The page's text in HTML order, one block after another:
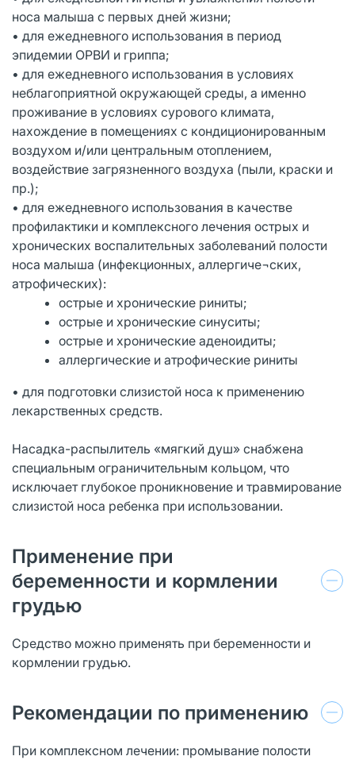
носа малыша с первых дней жизни;
• для ежедневного использования в период
эпидемии ОРВИ и гриппа;
• для ежедневного использования в условиях
неблагоприятной окружающей среды, а именно
проживание в условиях сурового климата,
нахождение в помещениях с кондиционированным
воздухом и/или центральным отоплением,
воздействие загрязненного воздуха (пыли, краски и
пр.);
• для ежедневного использования в качестве
профилактики и комплексного лечения острых и
хронических воспалительных заболеваний полости
носа малыша (инфекционных, аллергиче¬ских,
атрофических):
острые и хронические риниты;
острые и хронические синуситы;
острые и хронические аденоидиты;
аллергические и атрофические риниты
• для подготовки слизистой носа к применению
лекарственных средств.
Насадка-распылитель «мягкий душ» снабжена
специальным ограничительным кольцом, что
исключает глубокое проникновение и травмирование
слизистой носа ребенка при использовании.
Применение при
беременности и кормлении
грудью
Средство можно применять при беременности и
кормлении грудью.
Рекомендации по применению
При комплексном лечении: промывание полости